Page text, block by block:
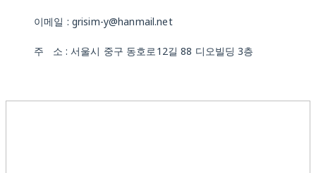
이메일 : grisim-y@hanmail.net
주 소 : 서울시 중구 동호로12길 88 디오빌딩 3층